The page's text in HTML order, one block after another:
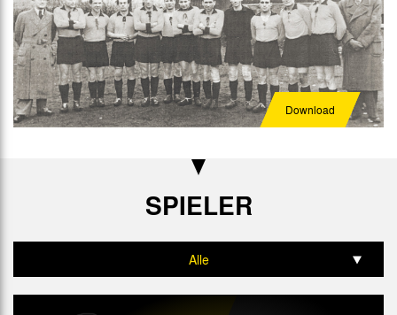
Download
SPIELER
Alle
Tor